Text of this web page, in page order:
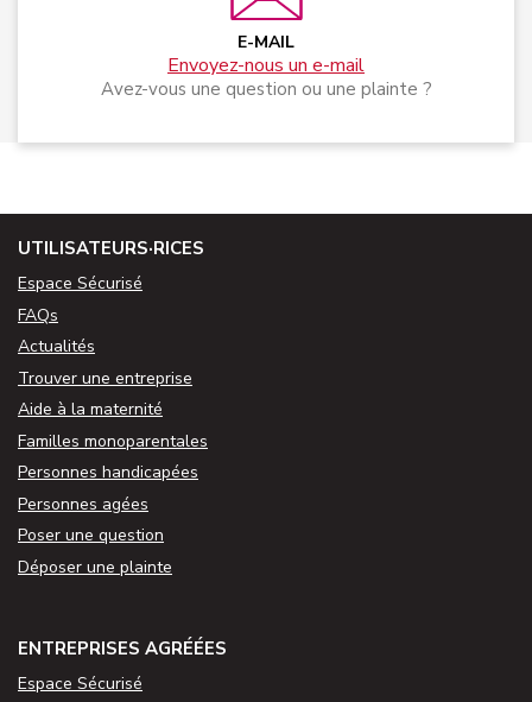
E-MAIL
Envoyez-nous un e-mail
Avez-vous une question ou une plainte ?
UTILISATEURS·RICES
Espace Sécurisé
FAQs
Actualités
Trouver une entreprise
Aide à la maternité
Familles monoparentales
Personnes handicapées
Personnes agées
Poser une question
Déposer une plainte
ENTREPRISES AGRÉÉES
Espace Sécurisé